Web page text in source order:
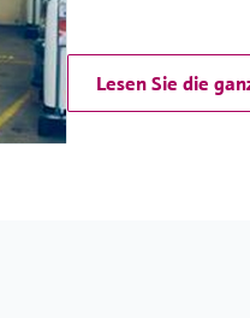
Lesen Sie die